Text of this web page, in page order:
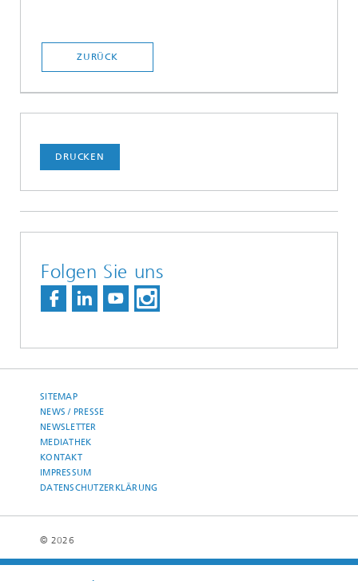
ZURÜCK
DRUCKEN
Folgen Sie uns
SITEMAP
NEWS / PRESSE
NEWSLETTER
MEDIATHEK
KONTAKT
IMPRESSUM
DATENSCHUTZERKLÄRUNG
© 2026